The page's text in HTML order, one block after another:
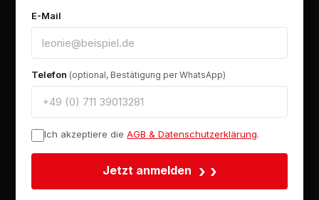
E-Mail
Telefon (optional, Bestätigung per WhatsApp)
Ich akzeptiere die AGB & Datenschutzerklärung.
Jetzt anmelden ›